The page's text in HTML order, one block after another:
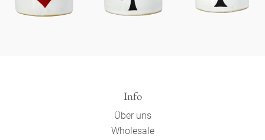
Info
Über uns
Wholesale